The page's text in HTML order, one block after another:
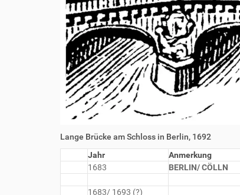
Lange Brücke am Schloss in Berlin, 1692
Jahr
Anmerkung
1683
BERLIN/ CÖLLN
1683/ 1693 (?)